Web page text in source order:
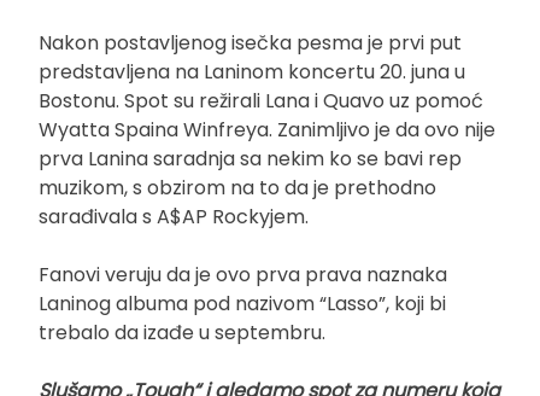
Nakon postavljenog isečka pesma je prvi put
predstavljena na Laninom koncertu 20. juna u
Bostonu. Spot su režirali Lana i Quavo uz pomoć
Wyatta Spaina Winfreya. Zanimljivo je da ovo nije
prva Lanina saradnja sa nekim ko se bavi rep
muzikom, s obzirom na to da je prethodno
sarađivala s A$AP Rockyjem.
Fanovi veruju da je ovo prva prava naznaka
Laninog albuma pod nazivom “Lasso”, koji bi
trebalo da izađe u septembru.
Slušamo „Tough“ i gledamo spot za numeru koja